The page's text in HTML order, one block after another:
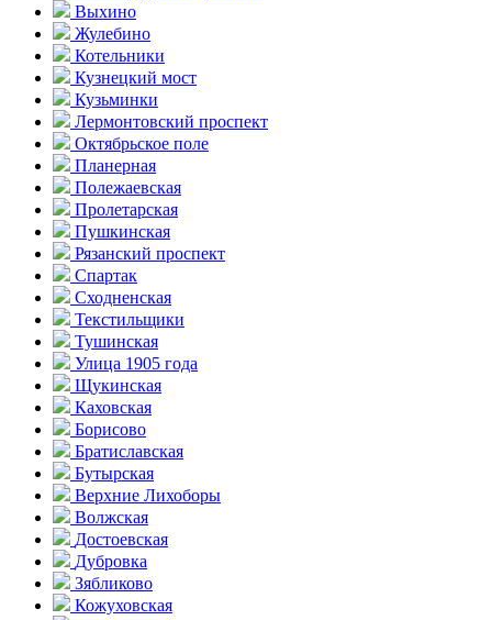
Выхино
Жулебино
Котельники
Кузнецкий мост
Кузьминки
Лермонтовский проспект
Октябрьское поле
Планерная
Полежаевская
Пролетарская
Пушкинская
Рязанский проспект
Спартак
Сходненская
Текстильщики
Тушинская
Улица 1905 года
Щукинская
Каховская
Борисово
Братиславская
Бутырская
Верхние Лихоборы
Волжская
Достоевская
Дубровка
Зябликово
Кожуховская